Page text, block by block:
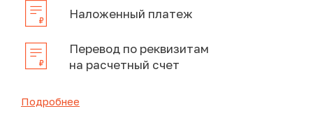
Наложенный платеж
Перевод по реквизитам
на расчетный счет
Подробнее